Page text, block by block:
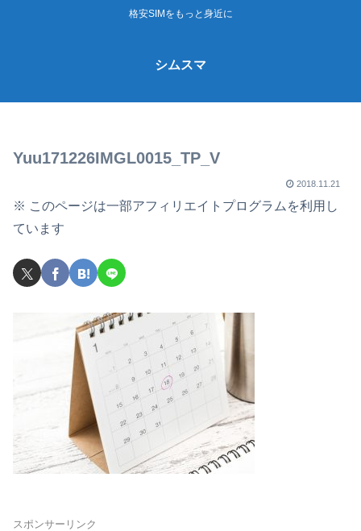
格安SIMをもっと身近に
シムスマ
Yuu171226IMGL0015_TP_V
2018.11.21
※ このページは一部アフィリエイトプログラムを利用し
ています
スポンサーリンク